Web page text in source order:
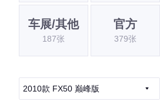
车展/其他
187张
官方
379张
2010款 FX50 巅峰版